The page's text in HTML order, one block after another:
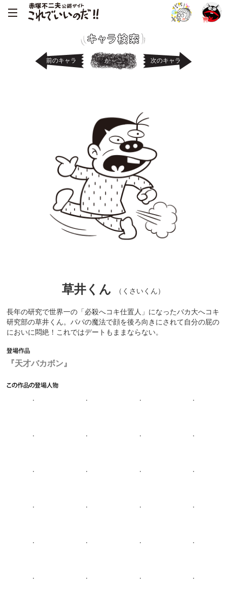
前のキャラ か～こ 次のキャラ
草井くん （くさいくん）
長年の研究で世界一の「必殺へコキ仕置人」になったバカ大へコキ
研究部の草井くん。パパの魔法で顔を後ろ向きにされて自分の屁の
においに悶絶！これではデートもままならない。
『天才バカボン』